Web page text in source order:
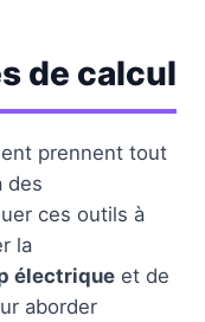
de calcul
prennent tout
des
ces outils à
la
électrique et de
aborder